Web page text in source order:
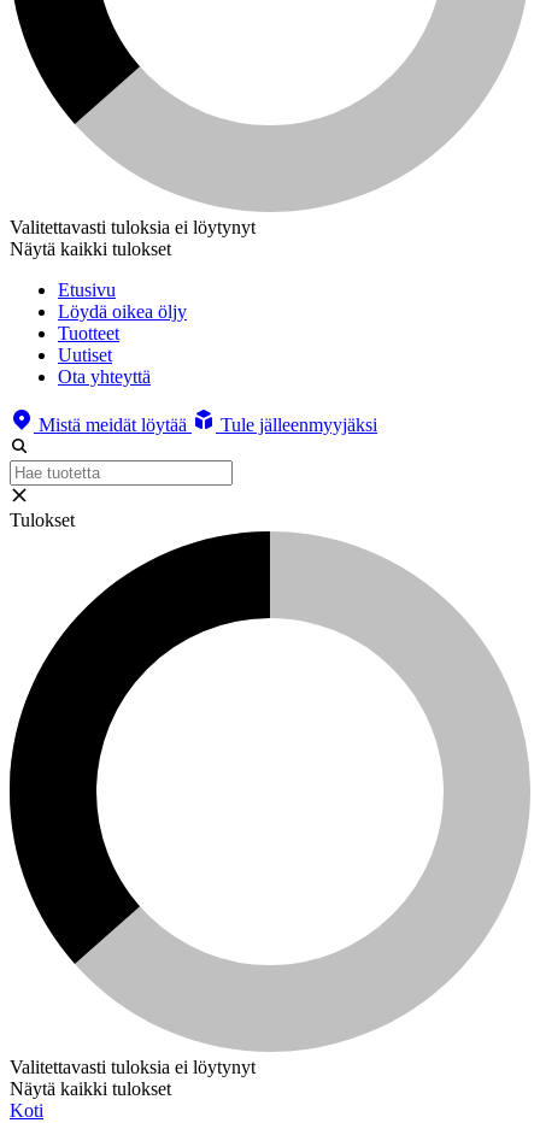
Valitettavasti tuloksia ei löytynyt
Näytä kaikki tulokset
Etusivu
Löydä oikea öljy
Tuotteet
Uutiset
Ota yhteyttä
Mistä meidät löytää Tule jälleenmyyjäksi
Tulokset
Valitettavasti tuloksia ei löytynyt
Näytä kaikki tulokset
Koti